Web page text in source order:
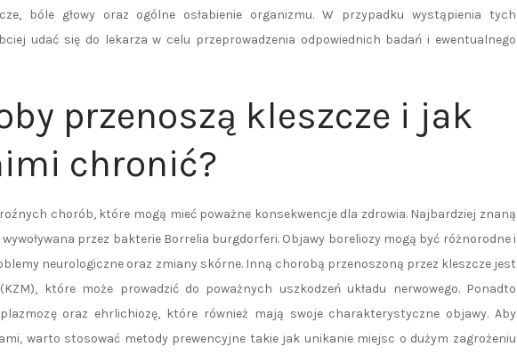
bóle głowy oraz ogólne osłabienie organizmu. W przypadku wystąpienia tych
udać się do lekarza w celu przeprowadzenia odpowiednich badań i ewentualnego
przenoszą kleszcze i jak
chronić?
chorób, które mogą mieć poważne konsekwencje dla zdrowia. Najbardziej znaną
przez bakterie Borrelia burgdorferi. Objawy boreliozy mogą być różnorodne i
neurologiczne oraz zmiany skórne. Inną chorobą przenoszoną przez kleszcze jest
które może prowadzić do poważnych uszkodzeń układu nerwowego. Ponadto
oraz ehrlichiozę, które również mają swoje charakterystyczne objawy. Aby
warto stosować metody prewencyjne takie jak unikanie miejsc o dużym zagrożeniu